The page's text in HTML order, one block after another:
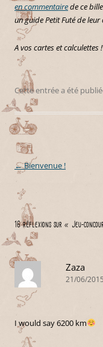
en commentairede ce
un guide Petit Futé de
A vos cartes et calculettes !
Cette entrée a été
Navigation des articles
←Bienvenue !
16 réflexions sur « Jeu-
Zaza
21/06/
I would say 6200 km